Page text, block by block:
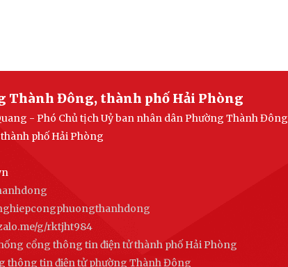
Thành Đông, thành phố Hải Phòng
- Phó Chủ tịch Uỷ ban nhân dân Phường Thành Đông
phố Hải Phòng
g/rktjht984
cổng thông tin điện tử thành phố Hải Phòng
thông tin điện tử phường Thành Đông